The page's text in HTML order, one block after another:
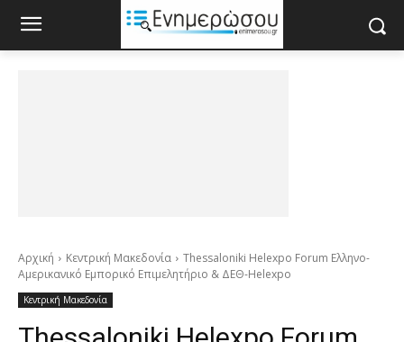
Αρχική Κεντρική Μακεδονία
Thessaloniki Helexpo Forum Ελληνο-
Αμερικανικό Εμπορικό Επιμελητήριο & ΔΕΘ-Helexpo
Κεντρική Μακεδονία